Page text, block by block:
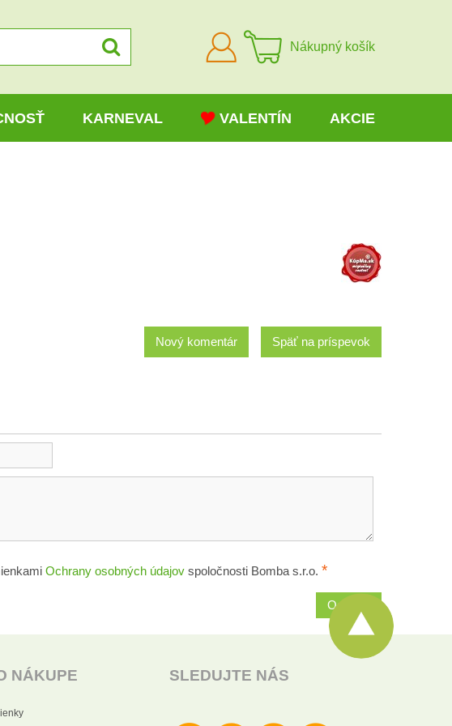
Prihlásiť
sa
Nákupný košík
KARNEVAL VALENTÍN AKCIE
Späť na príspevok
Nový komentár
Ochrany osobných údajov spoločnosti Bomba s.r.o. *
Odoslať
NÁKUPE SLEDUJTE NÁS